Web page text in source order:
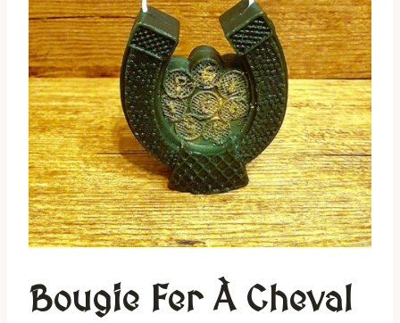
Bougie Fer À Cheval